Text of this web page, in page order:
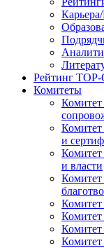
Рейтинг
Комитеты
Комитет
и
Комитет
и власти
Комитет